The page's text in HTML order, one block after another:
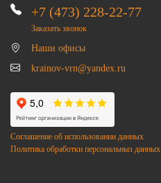
+7 (473) 228-22-77
Заказать звонок
Наши офисы
krainov-vrn@yandex.ru
Соглашение об использовании данных
Политика обработки персональныз данных